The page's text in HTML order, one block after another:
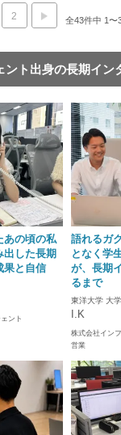
2 全43件中 1〜
ント出身の長期イン
あの頃の私
出した長期
果と自信
ント
語れるガ
となく学
が、長期
るまで
東洋大学 大
I.K
株式会社イン
営業